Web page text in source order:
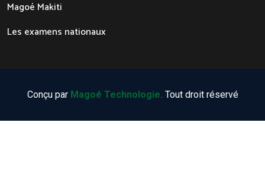
Magoé Makiti
Les examens nationaux
Conçu par Magoé Technologie. Tout droit réservé